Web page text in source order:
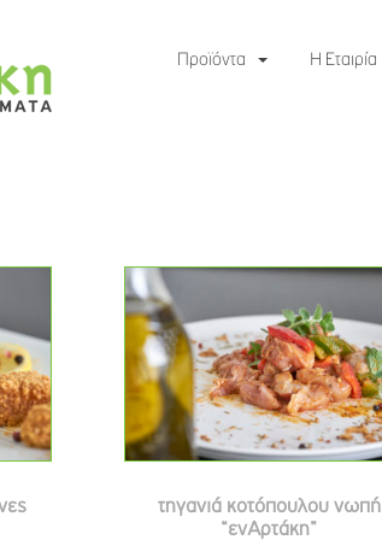
Προϊόντα Η Εταιρία
τηγανιά κοτόπουλου νωπή
“ενΑρτάκη”